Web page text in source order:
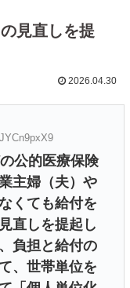
見直しを提
2026.04.30
公的医療保険
主婦（夫）や
くても給付を
直しを提起し
負担と給付の
、世帯単位を